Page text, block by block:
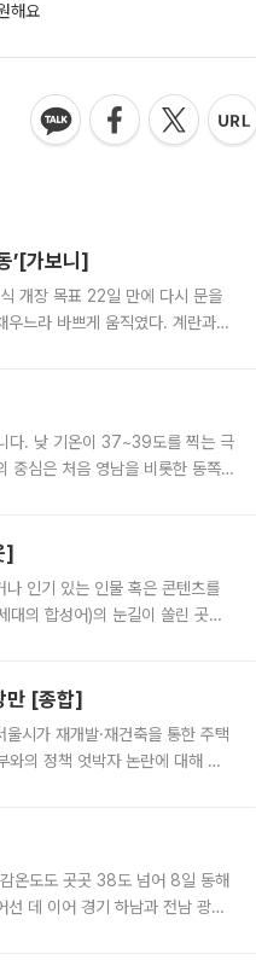
해요
’[가보니]
개장 목표 22일 만에 다시 문을
우느라 바쁘게 움직였다. 계란과
다. 낮 기온이 37~39도를 찍는 극
중심은 처음 영남을 비롯한 동쪽
]
나 인기 있는 인물 혹은 콘텐츠를
의 합성어)의 눈길이 쏠린 곳은
만 [종합]
시가 재개발·재건축을 통한 주택
의 정책 엇박자 논란에 대해 정
온도도 곳곳 38도 넘어 8일 동해
데 이어 경기 하남과 전남 광양